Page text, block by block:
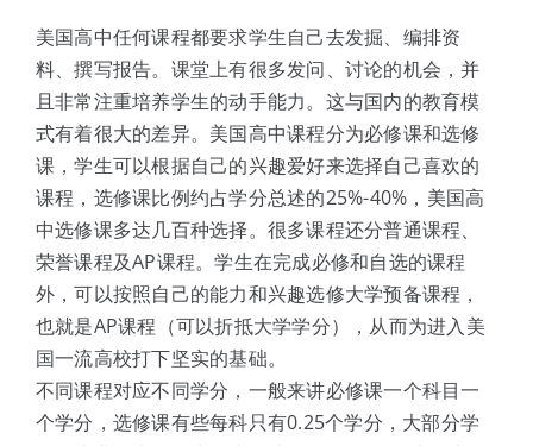
美国高中任何课程都要求学生自己去发掘、编排资
料、撰写报告。课堂上有很多发问、讨论的机会，并
且非常注重培养学生的动手能力。这与国内的教育模
式有着很大的差异。美国高中课程分为必修课和选修
课，学生可以根据自己的兴趣爱好来选择自己喜欢的
课程，选修课比例约占学分总述的25%-40%，美国高
中选修课多达几百种选择。很多课程还分普通课程、
荣誉课程及AP课程。学生在完成必修和自选的课程
外，可以按照自己的能力和兴趣选修大学预备课程，
也就是AP课程（可以折抵大学学分），从而为进入美
国一流高校打下坚实的基础。
不同课程对应不同学分，一般来讲必修课一个科目一
个学分，选修课有些每科只有0.25个学分，大部分学